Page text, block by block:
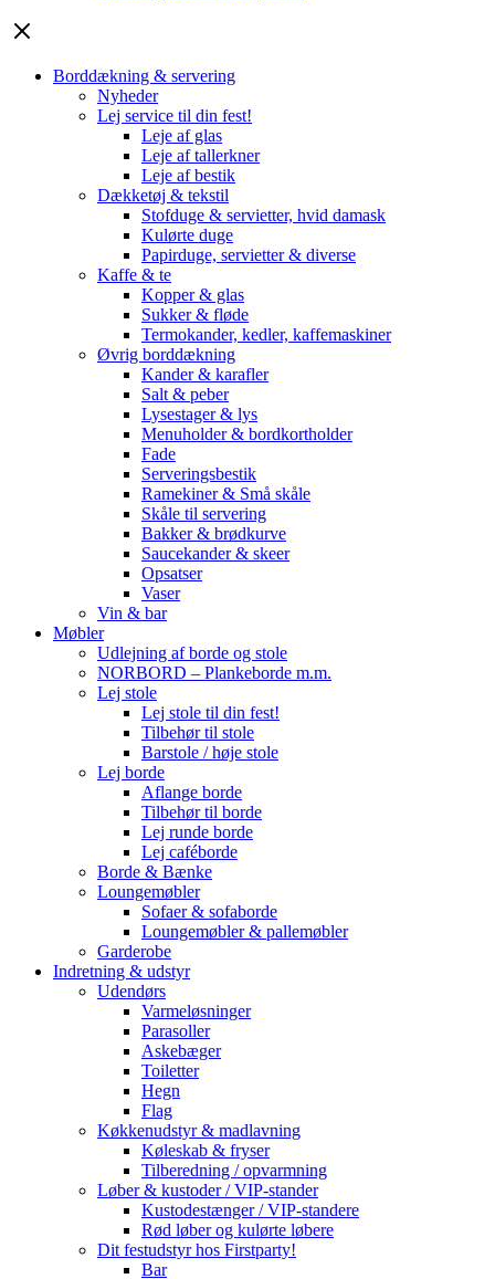
Borddækning & servering
Nyheder
Lej service til din fest!
Leje af glas
Leje af tallerkner
Leje af bestik
Dækketøj & tekstil
Stofduge & servietter, hvid damask
Kulørte duge
Papirduge, servietter & diverse
Kaffe & te
Kopper & glas
Sukker & fløde
Termokander, kedler, kaffemaskiner
Øvrig borddækning
Kander & karafler
Salt & peber
Lysestager & lys
Menuholder & bordkortholder
Fade
Serveringsbestik
Ramekiner & Små skåle
Skåle til servering
Bakker & brødkurve
Saucekander & skeer
Opsatser
Vaser
Vin & bar
Møbler
Udlejning af borde og stole
NORBORD – Plankeborde m.m.
Lej stole
Lej stole til din fest!
Tilbehør til stole
Barstole / høje stole
Lej borde
Aflange borde
Tilbehør til borde
Lej runde borde
Lej caféborde
Borde & Bænke
Loungemøbler
Sofaer & sofaborde
Loungemøbler & pallemøbler
Garderobe
Indretning & udstyr
Udendørs
Varmeløsninger
Parasoller
Askebæger
Toiletter
Hegn
Flag
Køkkenudstyr & madlavning
Køleskab & fryser
Tilberedning / opvarmning
Løber & kustoder / VIP-stander
Kustodestænger / VIP-standere
Rød løber og kulørte løbere
Dit festudstyr hos Firstparty!
Bar